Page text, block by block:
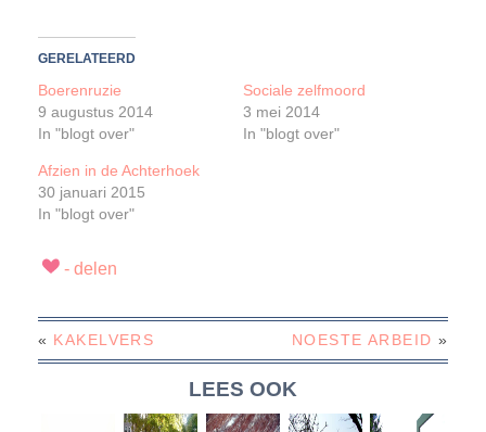
GERELATEERD
Boerenruzie
9 augustus 2014
In "blogt over"
Sociale zelfmoord
3 mei 2014
In "blogt over"
Afzien in de Achterhoek
30 januari 2015
In "blogt over"
« KAKELVERS NOESTE ARBEID »
LEES OOK